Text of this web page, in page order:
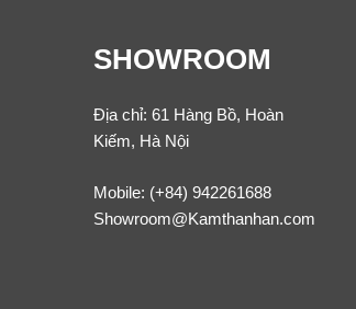
SHOWROOM
Địa chỉ: 61 Hàng Bồ, Hoàn
Kiếm, Hà Nội
Mobile: (+84) 942261688
Showroom@Kamthanhan.com